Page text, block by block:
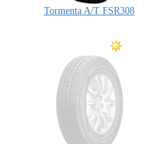
Tormenta A/T FSR308